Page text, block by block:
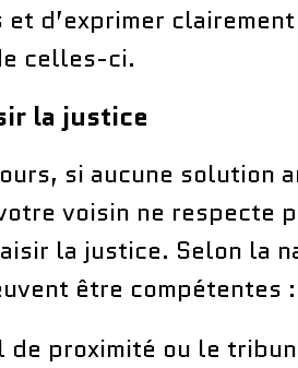
et d’exprimer
celles-ci.
la justice
si aucune solution
voisin ne respecte
la justice. Selon la
être compétentes :
de proximité ou le